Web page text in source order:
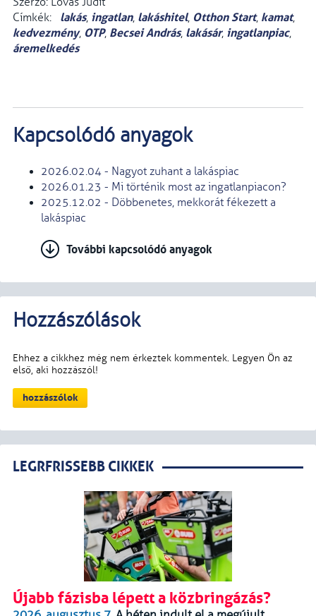
Címkék:
lakás, ingatlan, lakáshitel, Otthon Start, kamat,
kedvezmény, OTP, Becsei András, lakásár, ingatlanpiac,
áremelkedés
Kapcsolódó anyagok
2026.02.04 - Nagyot zuhant a lakáspiac
2026.01.23 - Mi történik most az ingatlanpiacon?
2025.12.02 - Döbbenetes, mekkorát fékezett a
lakáspiac
További kapcsolódó anyagok
LEGRFRISSEBB CIKKEK
Újabb fázisba lépett a közbringázás?